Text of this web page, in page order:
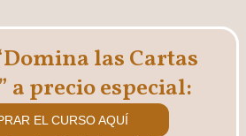
las Cartas
a precio especial:
EL CURSO AQUÍ